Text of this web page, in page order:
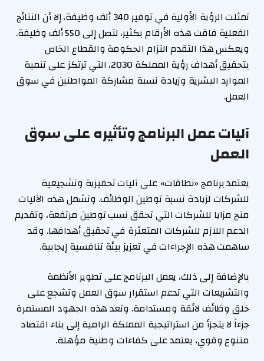
تمثلت الرؤية الأولية في توفير 340 ألف وظيفة، إلا أن النتائج
الفعلية فاقت هذه الأرقام بكثير، لتصل إلى 550 ألف وظيفة.
ويعكس هذا التقدم التزام الحكومة والقطاع الخاص
بتحقيق أهداف رؤية المملكة 2030، التي ترتكز على تنمية
الموارد البشرية وزيادة نسبة مشاركة المواطنين في سوق
العمل.
آليات عمل البرنامج وتأثيره على سوق
العمل
يعتمد برنامج «نطاقات» على آليات تحفيزية وتشجيعية
للشركات لزيادة نسبة توطين الوظائف. وتشمل هذه الآليات
منح مزايا للشركات التي تحقق نسب توطين مرتفعة، وتقديم
الدعم اللازم للشركات المتعثرة في تحقيق أهدافها. وقد
ساهمت هذه الإجراءات في تعزيز بيئة تنافسية إيجابية.
بالإضافة إلى ذلك، يعمل البرنامج على تطوير الأنظمة
والتشريعات التي تدعم استقرار سوق العمل وتشجع على
خلق وظائف لائقة ومستدامة. وتعد هذه الجهود المستمرة
جزءاً لا يتجزأ من استراتيجية المملكة الرامية إلى بناء اقتصاد
متنوع وقوي، يعتمد على كفاءات وطنية مؤهلة.